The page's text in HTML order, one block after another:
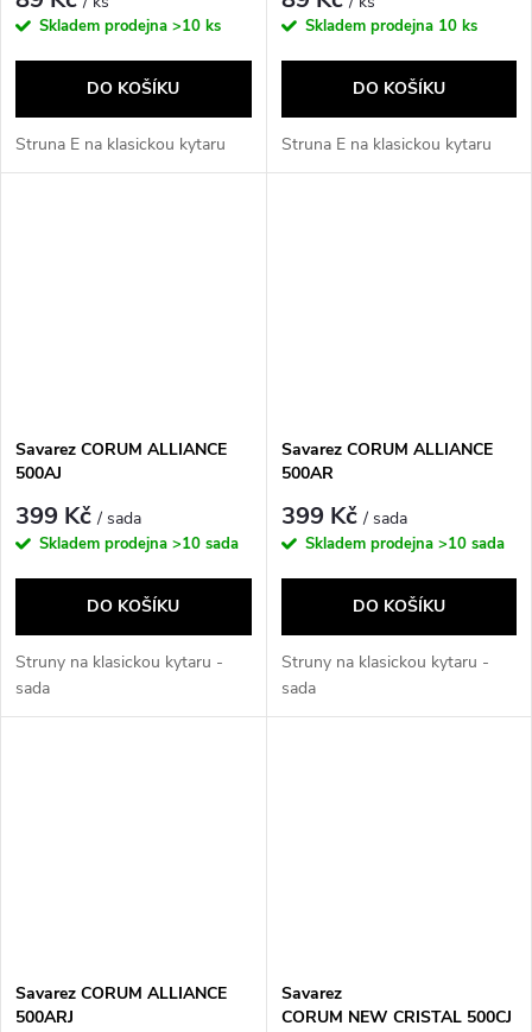
Skladem prodejna >10 ks
DO KOŠÍKU
Struna E na klasickou kytaru
Skladem prodejna 10 ks
DO KOŠÍKU
Struna E na klasickou kytaru
Savarez CORUM ALLIANCE
500AJ
399 Kč/ sada
Skladem prodejna >10 sada
DO KOŠÍKU
Struny na klasickou kytaru -
sada
Savarez CORUM ALLIANCE
500AR
399 Kč/ sada
Skladem prodejna >10 sada
DO KOŠÍKU
Struny na klasickou kytaru -
sada
Savarez CORUM ALLIANCE
500ARJ
Savarez
CORUM NEW CRISTAL 500CJ